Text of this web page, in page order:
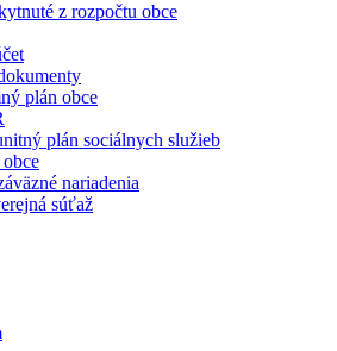
z rozpočtu obce
plán obce
plán sociálnych služieb
obce
nariadenia
súťaž